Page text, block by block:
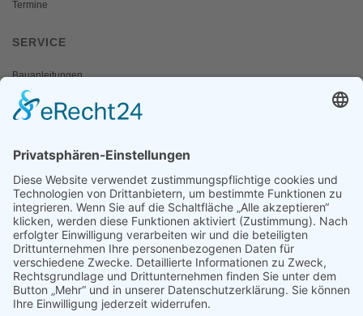
Termine
SERVICE
Bauanleitungen
Schulangebote
Shop
MEDIEN & PRESSE
Informationsfalter
Informativ
Otternet
natur & land
Presse
ÜBER UNS